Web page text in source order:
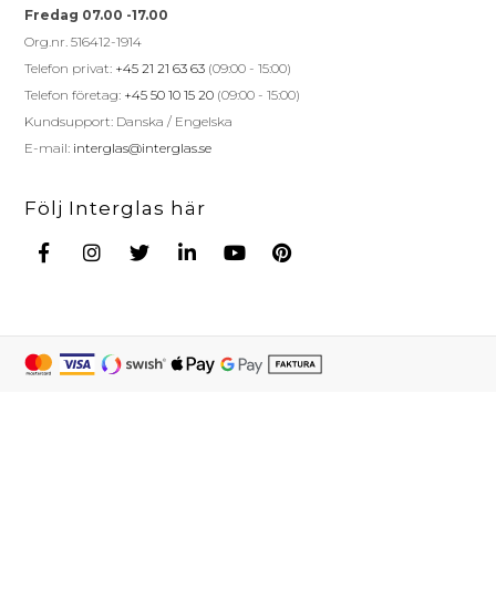
Fredag 07.00 -17.00
Org.nr. 516412-1914
Telefon privat: +45 21 21 63 63 (09:00 - 15:00)
Telefon företag: +45 50 10 15 20 (09:00 - 15:00)
Kundsupport: Danska / Engelska
E-mail: interglas@interglas.se
Följ Interglas här